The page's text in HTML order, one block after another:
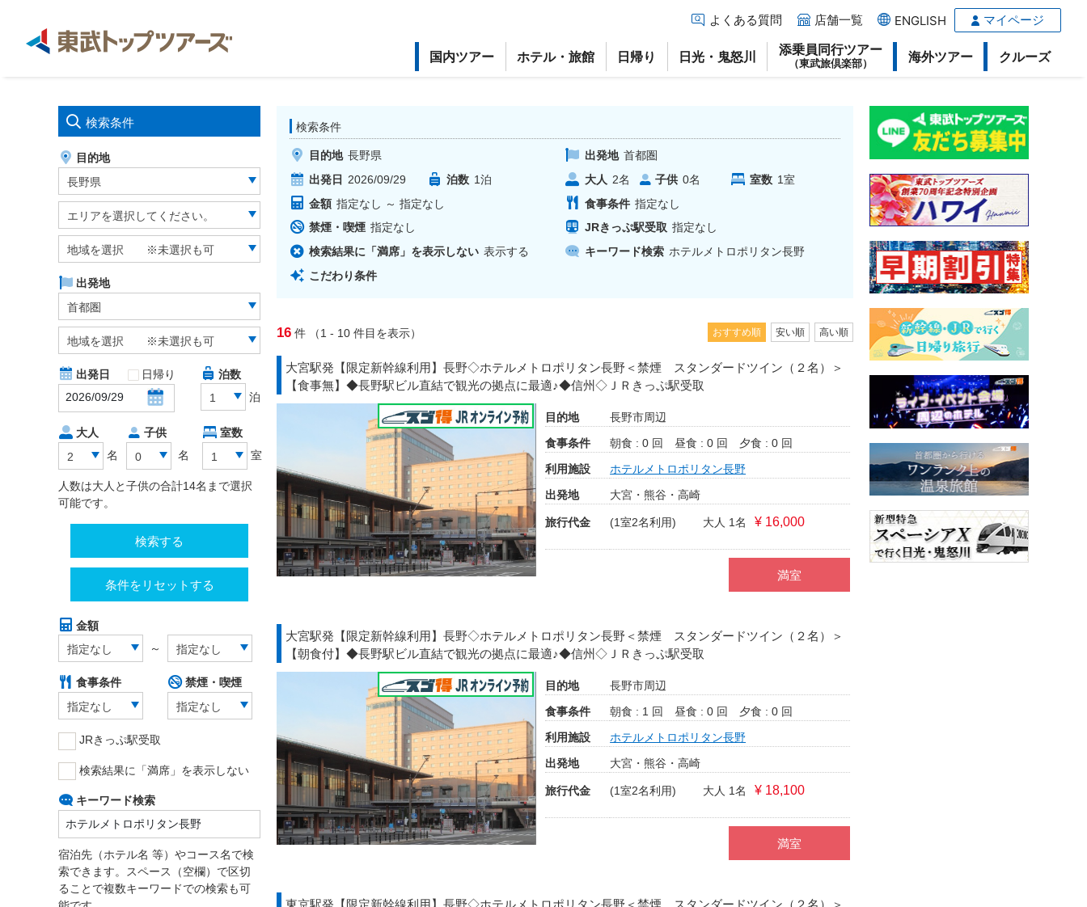
よくある質問 店舗一覧 ENGLISH マイページ
国内ツアー ホテル・旅館 日帰り 日光・鬼怒川 添乗員同行ツアー
（東武旅倶楽部） 海外ツアー クルーズ
検索条件
目的地
長野県
エリアを選択してください。
地域を選択 ※未選択も可
出発地
首都圏
地域を選択 ※未選択も可
出発日 日帰り
泊数
1
泊
大人
2
名
子供
0
名
室数
1
室
人数は大人と子供の合計14名まで選択
可能です。
検索する
条件をリセットする
金額
指定なし
～ 指定なし
食事条件
指定なし
禁煙・喫煙
指定なし
JRきっぷ駅受取
検索結果に「満席」を表示しない
キーワード検索
宿泊先（ホテル名 等）やコース名で検
索できます。スペース（空欄）で区切
ることで複数キーワードでの検索も可
検索条件
目的地 長野県 出発地 首都圏
出発日
2026/09/29 泊数 1泊 大人 2名 子供 0名 室数 1室
金額 指定なし ～ 指定なし 食事条件 指定なし
禁煙・喫煙 指定なし JRきっぷ駅受取 指定なし
検索結果に「満席」を表示しない 表示する キーワード検索 ホテルメトロポリタン長野
こだわり条件
16 件 （1 - 10 件目を表示） おすすめ順 安い順 高い順
大宮駅発【限定新幹線利用】長野◇ホテルメトロポリタン長野＜禁煙 スタンダードツイン（２名）＞
【食事無】◆長野駅ビル直結で観光の拠点に最適♪◆信州◇ＪＲきっぷ駅受取
目的地
長野市周辺
食事条件
朝食 : 0 回 昼食 : 0 回
夕食 : 0 回
利用施設
ホテルメトロポリタン長野
出発地
大宮・熊谷・高崎
旅行代金 (1室2名利用) 大人 1名 ¥ 16,000
満室
大宮駅発【限定新幹線利用】長野◇ホテルメトロポリタン長野＜禁煙 スタンダードツイン（２名）＞
【朝食付】◆長野駅ビル直結で観光の拠点に最適♪◆信州◇ＪＲきっぷ駅受取
目的地
長野市周辺
食事条件
朝食 : 1 回 昼食 : 0 回
夕食 : 0 回
利用施設
ホテルメトロポリタン長野
出発地
大宮・熊谷・高崎
旅行代金 (1室2名利用) 大人 1名 ¥ 18,100
満室
東京駅発【限定新幹線利用】長野◇ホテルメトロポリタン長野＜禁煙 スタンダードツイン（２名）＞